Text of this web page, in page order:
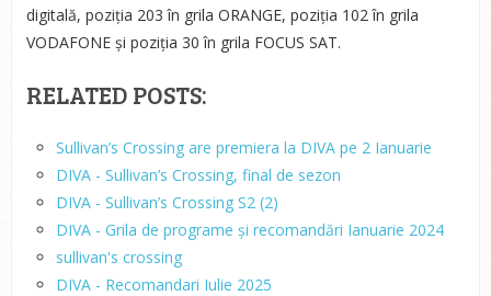
digitală, poziția 203 în grila ORANGE, poziția 102 în grila
VODAFONE și poziția 30 în grila FOCUS SAT.
RELATED POSTS:
Sullivan’s Crossing are premiera la DIVA pe 2 Ianuarie
DIVA - Sullivan’s Crossing, final de sezon
DIVA - Sullivan’s Crossing S2 (2)
DIVA - Grila de programe și recomandări Ianuarie 2024
sullivan's crossing
DIVA - Recomandari Iulie 2025